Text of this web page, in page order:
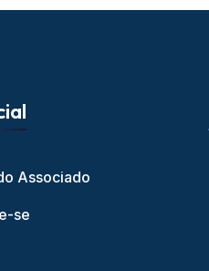
Associado
se